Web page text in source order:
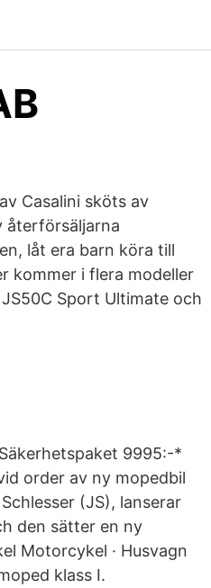
Casalini sköts av
återförsäljarna
låt era barn köra till
kommer i flera modeller
Sport Ultimate och
9995:-*
order av ny mopedbil
(JS), lanserar
den sätter en ny
Motorcykel · Husvagn
klass I.